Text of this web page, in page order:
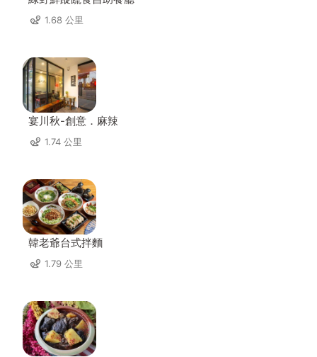
1.68 公里
宴川秋-創意．麻辣
1.74 公里
韓老爺台式拌麵
1.79 公里